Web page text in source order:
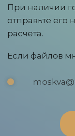
При наличии
отправьте его
расчета.
Если файлов